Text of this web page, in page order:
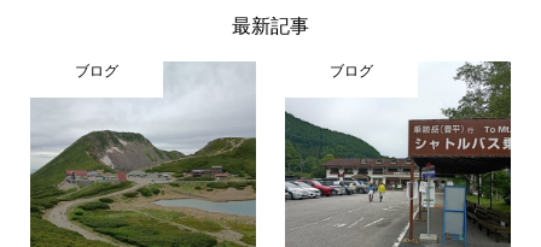
最新記事
ブログ ブログ